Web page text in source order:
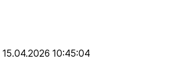
15.04.2026 10:45:04